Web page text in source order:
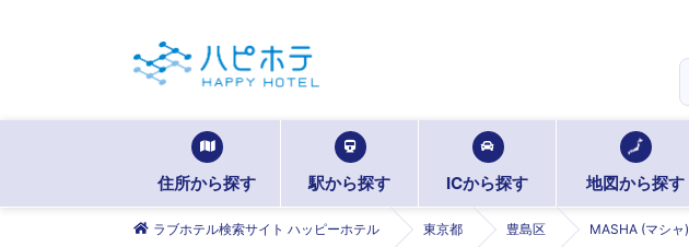
住所から探す 駅から探す ICから探す 地図から探す
ラブホテル検索サイト ハッピーホテル 東京都 豊島区 MASHA (マシャ)